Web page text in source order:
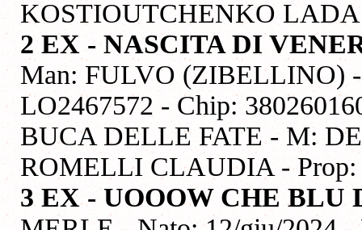
KOSTIOUTCHENKO LADA
2 EX - NASCITA DI
Man: FULVO (ZIBELLINO)
LO2467572 - Chip:
BUCA DELLE FATE - M:
ROMELLI CLAUDIA -
3 EX - UOOOW CHE